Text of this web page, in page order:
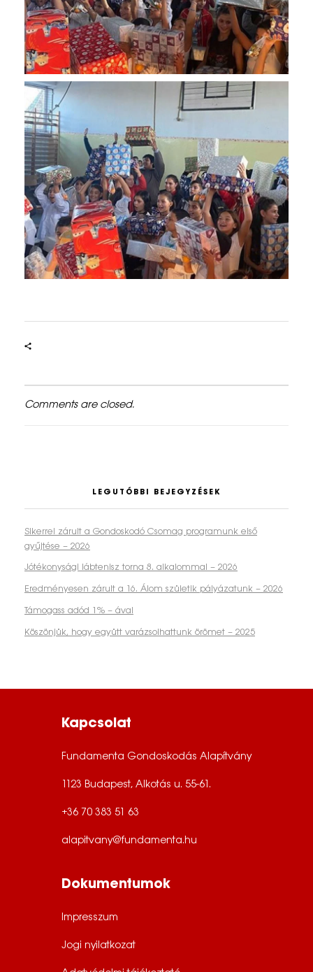
Comments are closed.
LEGUTÓBBI BEJEGYZÉSEK
Sikerrel zárult a Gondoskodó Csomag programunk első
gyűjtése – 2026
Jótékonysági lábtenisz torna 8. alkalommal – 2026
Eredményesen zárult a 16. Álom születik pályázatunk – 2026
Támogass adód 1% – ával
Köszönjük, hogy együtt varázsolhattunk örömet – 2025
Kapcsolat
Fundamenta Gondoskodás Alapítvány
1123 Budapest, Alkotás u. 55-61.
+36 70 383 51 63
alapitvany@fundamenta.hu
Dokumentumok
Impresszum
Jogi nyilatkozat